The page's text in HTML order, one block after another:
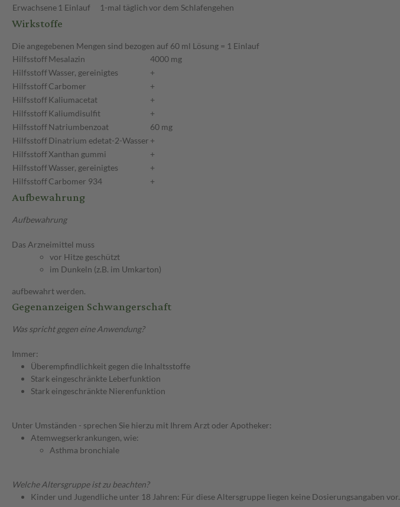
Erwachsene 1 Einlauf 1-mal täglichvor dem Schlafengehen
Wirkstoffe
Die angegebenen Mengen sind bezogen auf 60 ml Lösung = 1 Einlauf
HilfsstoffMesalazin
4000 mg
HilfsstoffWasser, gereinigtes
+
HilfsstoffCarbomer
+
HilfsstoffKaliumacetat
+
HilfsstoffKaliumdisulfit
+
HilfsstoffNatriumbenzoat
60 mg
HilfsstoffDinatrium edetat-2-Wasser +
HilfsstoffXanthan gummi
+
HilfsstoffWasser, gereinigtes
+
HilfsstoffCarbomer 934 +
Aufbewahrung
Aufbewahrung
Das Arzneimittel muss
vor Hitze geschützt
im Dunkeln (z.B. im Umkarton)
aufbewahrt werden.
Gegenanzeigen Schwangerschaft
Was spricht gegen eine Anwendung?
Immer:
Überempfindlichkeit gegen die Inhaltsstoffe
Stark eingeschränkte Leberfunktion
Stark eingeschränkte Nierenfunktion
Unter Umständen - sprechen Sie hierzu mit Ihrem Arzt oder Apotheker:
Atemwegserkrankungen, wie:
Asthma bronchiale
Welche Altersgruppe ist zu beachten?
Kinder und Jugendliche unter 18 Jahren: Für diese Altersgruppe liegen keine Dosierungsangaben vor.